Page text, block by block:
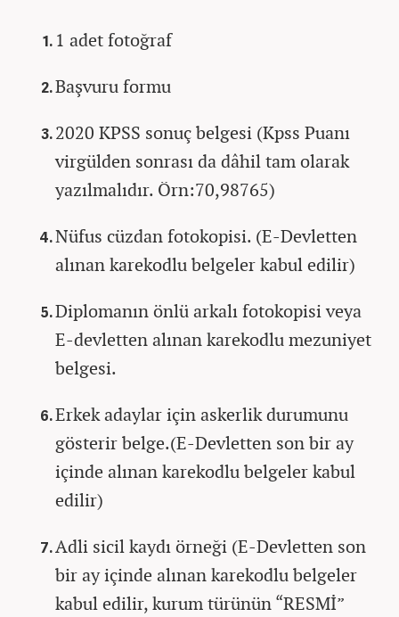
1 adet fotoğraf
Başvuru formu
2020 KPSS sonuç belgesi (Kpss Puanı
virgülden sonrası da dâhil tam olarak
yazılmalıdır. Örn:70,98765)
Nüfus cüzdan fotokopisi. (E-Devletten
alınan karekodlu belgeler kabul edilir)
Diplomanın önlü arkalı fotokopisi veya
E-devletten alınan karekodlu mezuniyet
belgesi.
Erkek adaylar için askerlik durumunu
gösterir belge.(E-Devletten son bir ay
içinde alınan karekodlu belgeler kabul
edilir)
Adli sicil kaydı örneği (E-Devletten son
bir ay içinde alınan karekodlu belgeler
kabul edilir, kurum türünün “RESMİ”